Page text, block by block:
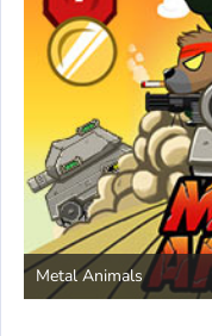
Metal Animals